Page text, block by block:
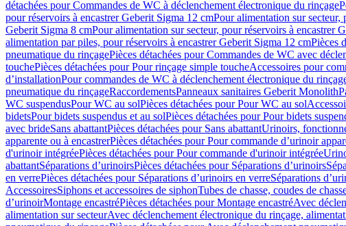
détachées pour Commandes de WC à déclenchement électronique du rinçage
pour réservoirs à encastrer Geberit Sigma 12 cmPour alimentation sur secteur,
Geberit Sigma 8 cmPour alimentation sur secteur, pour réservoirs à encastrer
alimentation par piles, pour réservoirs à encastrer Geberit Sigma 12 cmPièces
pneumatique du rinçagePièces détachées pour Commandes de WC avec
touchePièces détachées pour Pour rinçage simple toucheAccessoires pour
d’installationPour commandes de WC à déclenchement électronique du
pneumatique du rinçageRaccordementsPanneaux sanitaires Geberit Monolith
WC suspendusPour WC au solPièces détachées pour Pour WC au sol
bidetsPour bidets suspendus et au solPièces détachées pour Pour bidets
avec brideSans abattantPièces détachées pour Sans abattantUrinoirs,
apparente ou à encastrerPièces détachées pour Pour commande d’urinoir
d'urinoir intégréePièces détachées pour Pour commande d'urinoir intégrée
abattantSéparations d’urinoirsPièces détachées pour Séparations d’urinoirs
en verrePièces détachées pour Séparations d’urinoirs en verreSéparations
AccessoiresSiphons et accessoires de siphonTubes de chasse, coudes de
dʼurinoirMontage encastréPièces détachées pour Montage encastréAvec
alimentation sur secteurAvec déclenchement électronique du rinçage,